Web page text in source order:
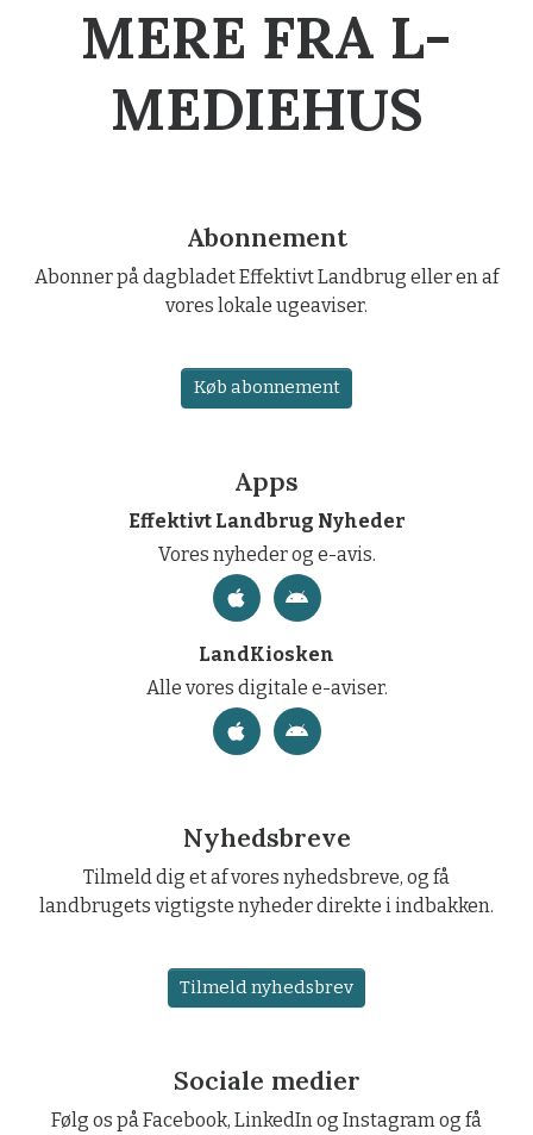
MERE FRA L-
MEDIEHUS
Abonnement
Abonner på dagbladet Effektivt Landbrug eller en af
vores lokale ugeaviser.
Køb abonnement
Apps
Effektivt Landbrug Nyheder
Vores nyheder og e-avis.
LandKiosken
Alle vores digitale e-aviser.
Nyhedsbreve
Tilmeld dig et af vores nyhedsbreve, og få
landbrugets vigtigste nyheder direkte i indbakken.
Tilmeld nyhedsbrev
Sociale medier
Følg os på Facebook, LinkedIn og Instagram og få